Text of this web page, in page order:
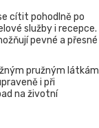
cítit pohodlně po
služby i recepce.
pevné a přesné
pružným látkám
i při
na životní